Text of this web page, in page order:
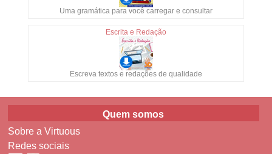
Uma gramática para você carregar e consultar
Escrita e Redação
Escreva textos e redações de qualidade
Quem somos
Sobre a Virtuous
Redes sociais